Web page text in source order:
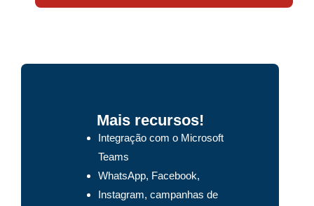
Mais recursos!
Integração com o Microsoft
Teams
WhatsApp, Facebook,
Instagram, campanhas de